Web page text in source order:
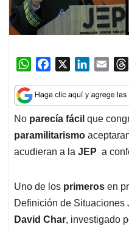
W
a
t
s
A
p
c
e
b
o
o
n
k
e
d
I
a
i
l
No parecía fácil que
paramilitarismo
acudieran a la JEP a
Uno de los primeros en
Definición de Situaciones
David Char, investigado